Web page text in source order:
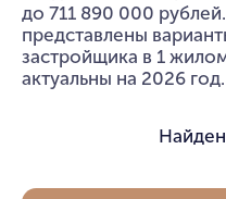
до 711 890 000
представлены
застройщика в 1
актуальны на 2026 год.